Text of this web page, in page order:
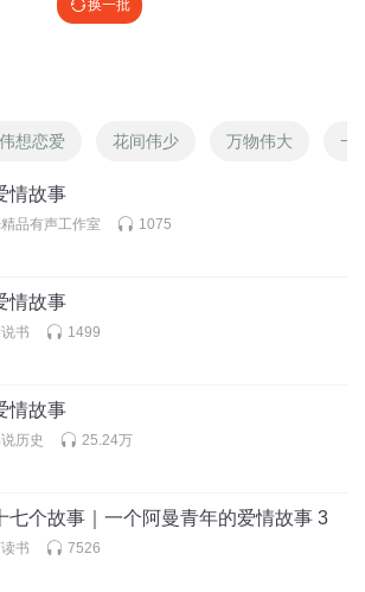
换一批
想恋爱 花间伟少 万物伟大 一
情故事
品有声工作室 1075
情故事
书 1499
情故事
历史 25.24万
七个故事｜一个阿曼青年的爱情故事 3
书 7526